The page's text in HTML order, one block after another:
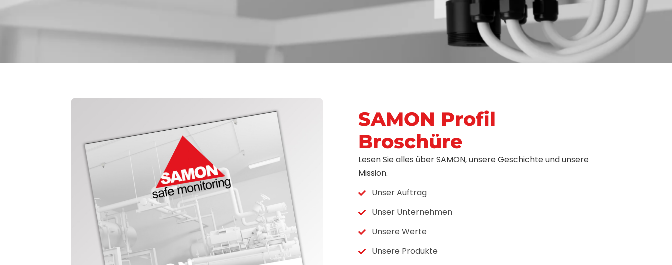
Broschüren
SAMON Profil
Broschüre
Lesen Sie alles über SAMON, unsere Geschichte und unsere
Mission.
Unser Auftrag
Unser Unternehmen
Unsere Werte
Unsere Produkte